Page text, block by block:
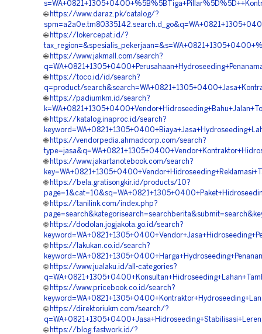
🌐 https://www.daraz.pk/catalog/?
🌐 https://lokercepat.id/?
🌐 https://www.jakmall.com/search?
🌐 https://toco.id/id/search?
q=product/
🌐 https://padiumkm.id/search?
🌐 https://katalog.inaproc.id/search?
🌐 https://vendorpedia.ahmadcorp.com/search?
🌐 https://www.jakartanotebook.com/search?
🌐 https://bela.gratisongkir.id/products/10?
🌐 https://tanilink.com/index.php?
🌐 https://dodolan.jogjakota.go.id/search?
🌐 https://lakukan.co.id/search?
🌐 https://www.jualaku.id/all-categories?
🌐 https://www.pricebook.co.id/search?
🌐 https://direktoriukm.com/search/?
🌐 https://blog.fastwork.id/?